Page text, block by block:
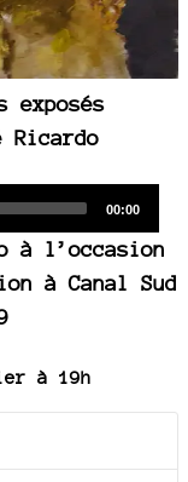
exposés
Ricardo
Total
00:00
à l’occasion
à Canal Sud
à 19h